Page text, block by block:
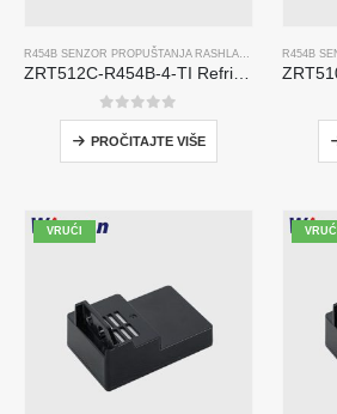
R454B SENZOR PROPUŠTANJA RASHLADNOG SREDSTVA
ZRT512C-R454B-4-TI Refrigerant Sensor Module | NDIR Technology for HVAC & Industrial Safety Monitoring
0od 5
PROČITAJTE VIŠE
VRUĆI VRUĆI